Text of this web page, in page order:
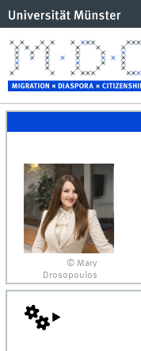
© Mary
Drosopoulos